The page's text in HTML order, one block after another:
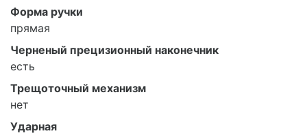
Форма ручки
прямая
Черненый прецизионный наконечник
есть
Трещоточный механизм
нет
Ударная